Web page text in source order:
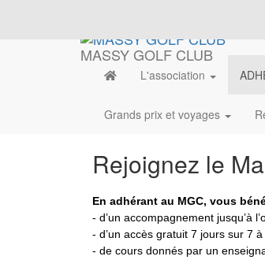
MASSY GOLF CLUB
L'association
Grands prix et voyages
Rejoignez le
En adhérant au MGC, vous
- d’un accompagnement jusqu’à
- d’un accès gratuit 7 jours sur 7
- de cours donnés par un